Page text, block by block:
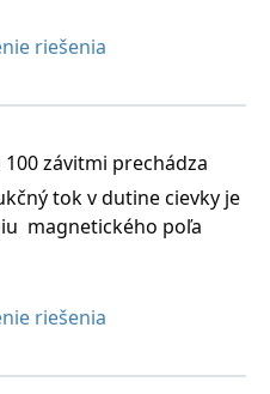
riešenia
závitmi prechádza
tok v dutine cievky je
magnetického poľa
riešenia